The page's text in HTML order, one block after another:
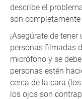
describe el
son
¡Asegúrate de
personas filmadas
micrófono y se
personas estén
cerca de la cara
los ojos son